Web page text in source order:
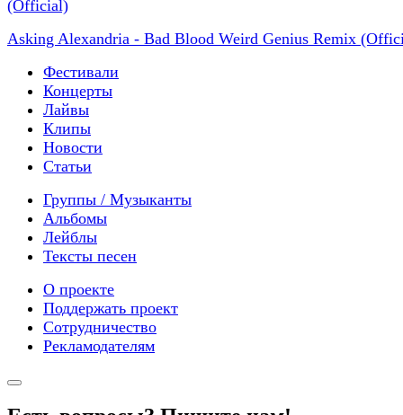
Asking Alexandria - Bad Blood Weird Genius Remix
Фестивали
Концерты
Лайвы
Клипы
Новости
Статьи
Группы / Музыканты
Альбомы
Лейблы
Тексты песен
О проекте
Поддержать проект
Сотрудничество
Рекламодателям